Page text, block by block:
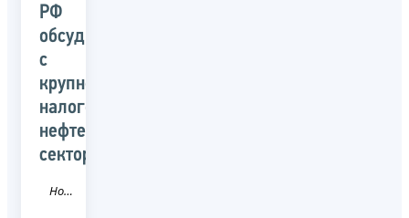
РФ
обсудили
с
крупнейшими
налогоплательщиками
нефтегазового
сектора
Новость